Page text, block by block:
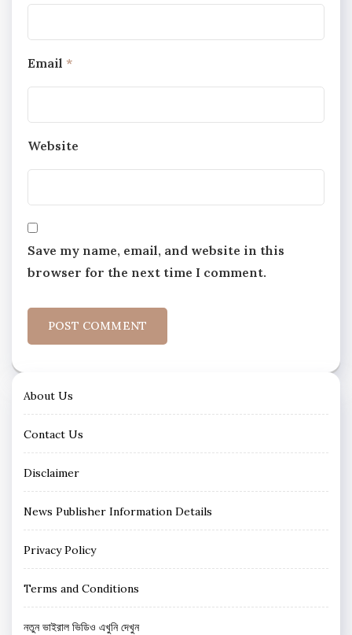
Email *
Website
Save my name, email, and website in this
browser for the next time I comment.
About Us
Contact Us
Disclaimer
News Publisher Information Details
Privacy Policy
Terms and Conditions
নতুন ভাইরাল ভিডিও এখুনি দেখুন